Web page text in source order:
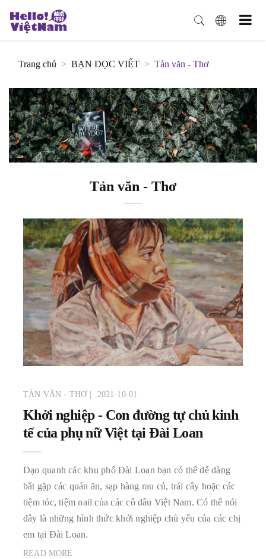
Trang chủ BẠN ĐỌC VIẾT Tản văn - Thơ
Tản văn - Thơ
TẢN VĂN - THƠ 2021-10-01
Khởi nghiệp - Con đường tự chủ kinh
tế của phụ nữ Việt tại Đài Loan
Dạo quanh các khu phố Đài Loan bạn có thể dễ dàng
bắt gặp các quán ăn, sạp hàng rau củ, trái cây hoặc các
tiệm tóc, tiệm nail của các cô dâu Việt Nam. Có thể nói
đây là những hình thức khởi nghiệp chủ yếu của các chị
em tại Đài Loan.
READ MORE